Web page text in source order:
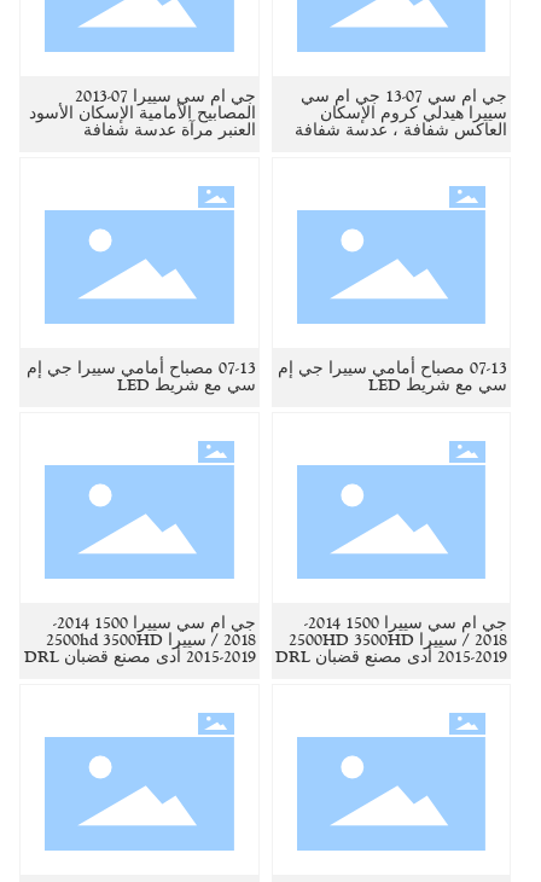
جي ام سي 07-13 جي ام سي
سييرا هيدلي كروم الإسكان
العاكس شفافة ، عدسة شفافة
جي ام سي سييرا 07-2013
المصابيح الأمامية الإسكان الأسود
العنبر مرآة عدسة شفافة
07-13 مصباح أمامي سييرا جي إم
سي مع شريط LED
07-13 مصباح أمامي سييرا جي إم
سي مع شريط LED
جي ام سي سييرا 1500 2014-
2018 / سييرا 2500HD 3500HD
2015-2019 أدى مصنع قضبان DRL
جي ام سي سييرا 1500 2014-
2018 / سييرا 2500hd 3500HD
2015-2019 أدى مصنع قضبان DRL